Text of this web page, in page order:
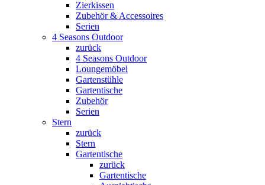
Zierkissen
Zubehör & Accessoires
Serien
4 Seasons Outdoor
zurück
4 Seasons Outdoor
Loungemöbel
Gartenstühle
Gartentische
Zubehör
Serien
Stern
zurück
Stern
Gartentische
zurück
Gartentische